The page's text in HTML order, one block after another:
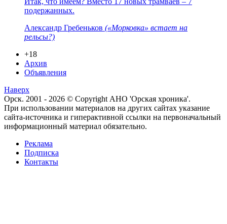
подержанных.
Александр Гребеньков («Морковка» встает на
рельсы?)
+18
Архив
Объявления
Наверх
Орск. 2001 - 2026 © Copyright АНО 'Орская хроника'.
При использовании материалов на других сайтах указание
сайта-источника и гиперактивной ссылки на первоначальный
информационный материал обязательно.
Реклама
Подписка
Контакты